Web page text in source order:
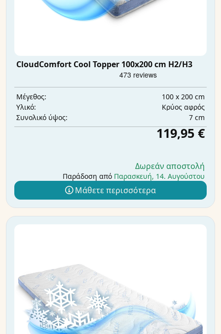
CloudComfort Cool Topper 100x200 cm H2/H3
Μέγεθος:
100 x 200 cm
Υλικό:
Κρύος αφρός
Συνολικό ύψος:
7 cm
119,95 €
Δωρεάν αποστολή
Παράδοση από Παρασκευή, 14. Αυγούστου
Μάθετε περισσότερα